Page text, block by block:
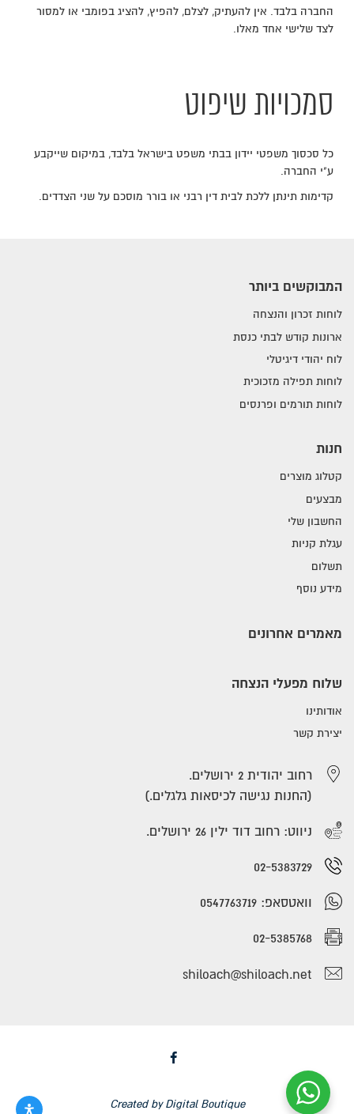
החברה בלבד. אין להעתיק, לצלם, להפיץ, להציג בפומבי או למסור
לצד שלישי אחד מאלו.
סמכויות שיפוט
כל סכסוך משפטי יידון בבתי משפט בישראל בלבד, במיקום שייקבע
ע"י החברה.
קדימות תינתן ללכת לבית דין רבני או בורר מוסכם על שני הצדדים.
המבוקשים ביותר
לוחות זכרון והנצחה
ארונות קודש לבתי כנסת
לוח יהודי דיגיטלי
לוחות תפילה מזכוכית
לוחות תורמים ופרנסים
חנות
קטלוג מוצרים
מבצעים
החשבון שלי
עגלת קניות
תשלום
מידע נוסף
מאמרים אחרונים
שלוח מפעלי הנצחה
אודותינו
יצירת קשר
רחוב יהודית 2 ירושלים.
(החנות נגישה לכיסאות גלגלים.)
ניווט: רחוב דוד ילין 26 ירושלים.
02-5383729
וואטסאפ: 0547763719
02-5385768
shiloach@shiloach.net
Facebook
Created byDigital Boutique